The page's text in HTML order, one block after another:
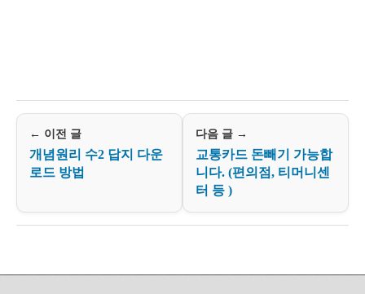
← 이전 글
개념원리 수2 답지 다운
로드 방법
다음 글 →
교통카드 돈빼기 가능합
니다. (편의점, 티머니센
터 등 )